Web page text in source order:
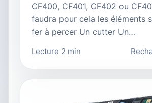
CF400, CF401, CF402 ou
faudra pour cela les éléments
fer à percer Un cutter Un…
Lecture 2 min